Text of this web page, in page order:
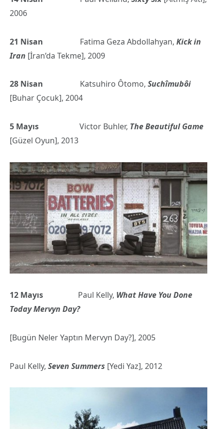
2006
21 Nisan Fatima Geza Abdollahyan, Kick in
Iran [İran’da Tekme], 2009
28 Nisan Katsuhiro Ôtomo, Suchîmubôi
[Buhar Çocuk], 2004
5 Mayıs Victor Buhler, The Beautiful Game
[Güzel Oyun], 2013
12 Mayıs Paul Kelly, What Have You Done
Today Mervyn Day?
[Bugün Neler Yaptın Mervyn Day?], 2005
Paul Kelly, Seven Summers [Yedi Yaz], 2012